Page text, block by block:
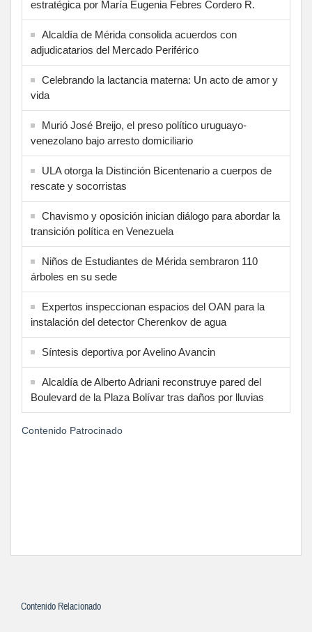
estratégica por María Eugenia Febres Cordero R.
Alcaldía de Mérida consolida acuerdos con
adjudicatarios del Mercado Periférico
Celebrando la lactancia materna: Un acto de amor y
vida
Murió José Breijo, el preso político uruguayo-
venezolano bajo arresto domiciliario
ULA otorga la Distinción Bicentenario a cuerpos de
rescate y socorristas
Chavismo y oposición inician diálogo para abordar la
transición política en Venezuela
Niños de Estudiantes de Mérida sembraron 110
árboles en su sede
Expertos inspeccionan espacios del OAN para la
instalación del detector Cherenkov de agua
Síntesis deportiva por Avelino Avancin
Alcaldía de Alberto Adriani reconstruye pared del
Boulevard de la Plaza Bolívar tras daños por lluvias
Contenido Patrocinado
Contenido Relacionado